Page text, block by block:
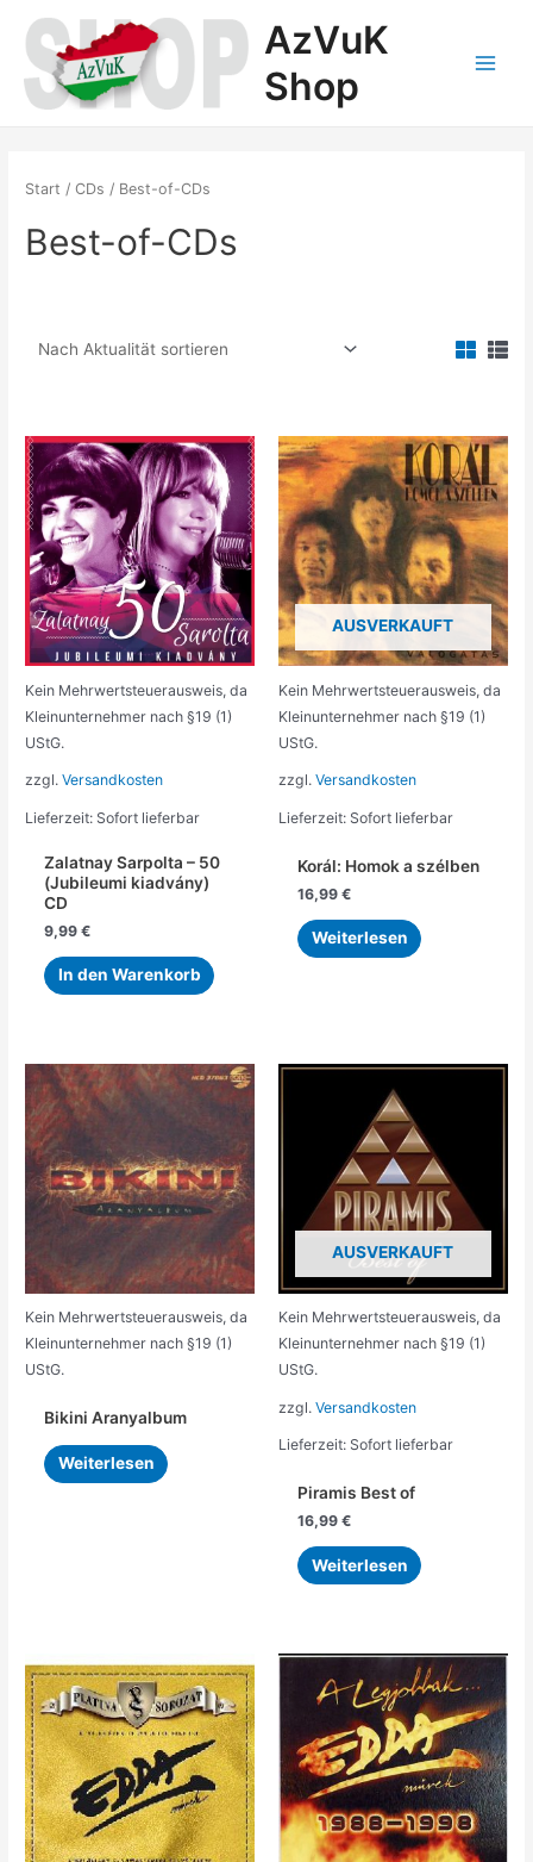
Inhalt
springen
AzVuK
Shop
Start /CDs / Best-of-CDs
Best-of-CDs
Kein Mehrwertsteuerausweis, da
Kleinunternehmer nach §19 (1)
UStG.
zzgl.Versandkosten
Lieferzeit: Sofort lieferbar
Zalatnay Sarpolta – 50
(Jubileumi kiadvány)
CD
9,99€
In den Warenkorb
AUSVERKAUFT
Kein Mehrwertsteuerausweis, da
Kleinunternehmer nach §19 (1)
UStG.
zzgl. Versandkosten
Lieferzeit: Sofort lieferbar
Korál: Homok a szélben
16,99€
Weiterlesen
Kein Mehrwertsteuerausweis, da
Kleinunternehmer nach §19 (1)
UStG.
Bikini Aranyalbum
Weiterlesen
AUSVERKAUFT
Kein Mehrwertsteuerausweis, da
Kleinunternehmer nach §19 (1)
UStG.
zzgl. Versandkosten
Lieferzeit: Sofort lieferbar
Piramis Best of
16,99€
Weiterlesen